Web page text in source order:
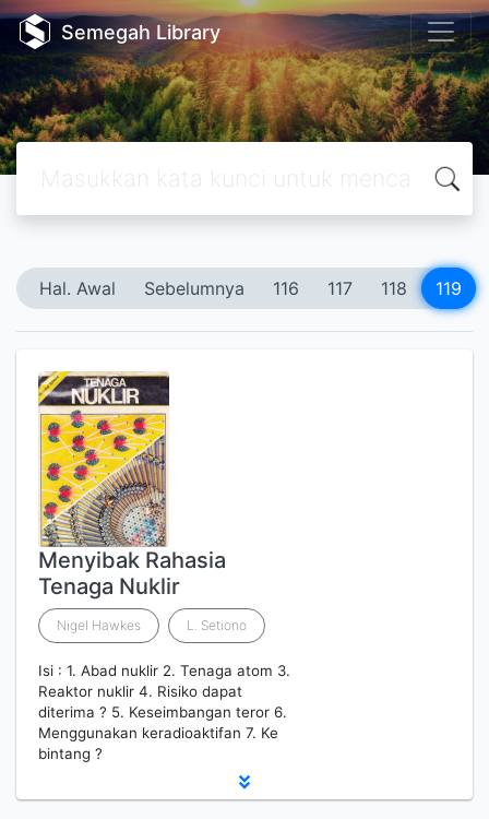
Semegah Library
Hal. Awal Sebelumnya 116 117 118 119
Menyibak Rahasia
Tenaga Nuklir
Nigel Hawkes L. Setiono
Isi : 1. Abad nuklir 2. Tenaga atom 3.
Reaktor nuklir 4. Risiko dapat
diterima ? 5. Keseimbangan teror 6.
Menggunakan keradioaktifan 7. Ke
bintang ?